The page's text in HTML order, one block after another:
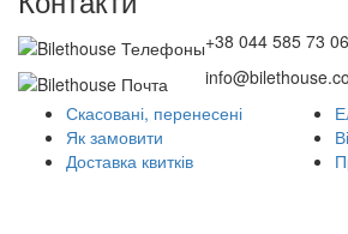
+38 044 585 73 06
Скасовані, перенесені
Як замовити
Доставка квитків